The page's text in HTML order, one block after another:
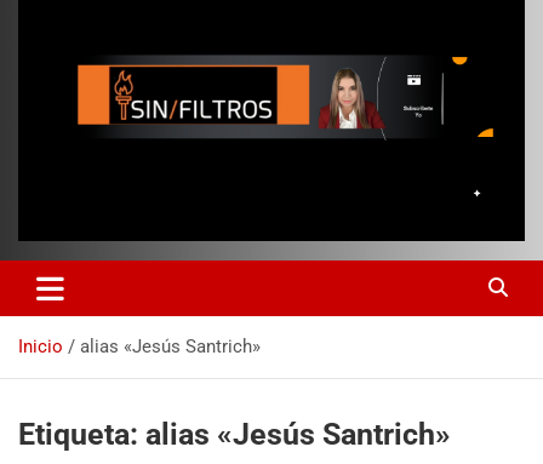
Inicio alias «Jesús Santrich»
Etiqueta: alias «Jesús Santrich»